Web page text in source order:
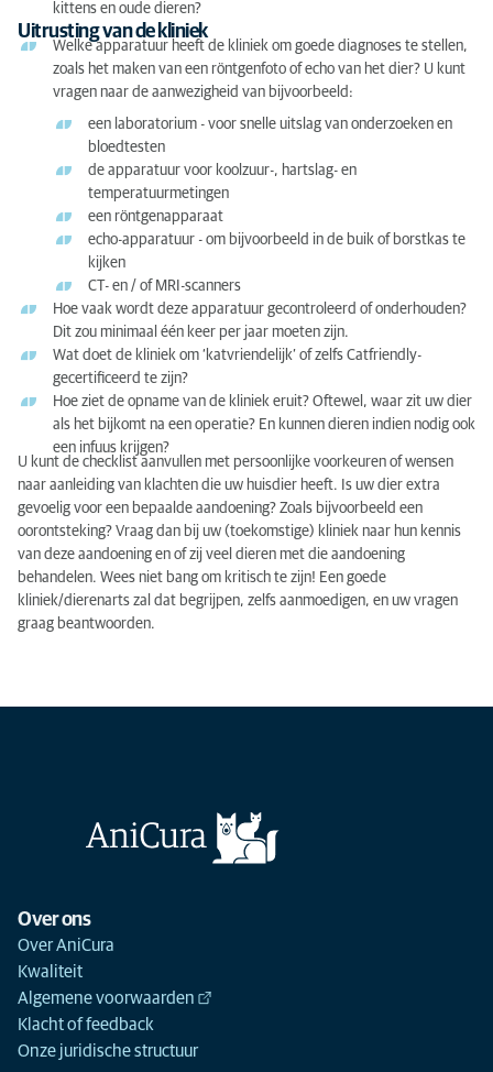
kittens en oude dieren?
Uitrusting van de kliniek
Welke apparatuur heeft de kliniek om goede diagnoses te stellen,
zoals het maken van een röntgenfoto of echo van het dier? U kunt
vragen naar de aanwezigheid van bijvoorbeeld:
een laboratorium - voor snelle uitslag van onderzoeken en
bloedtesten
de apparatuur voor koolzuur-, hartslag- en
temperatuurmetingen
een röntgenapparaat
echo-apparatuur - om bijvoorbeeld in de buik of borstkas te
kijken
CT- en / of MRI-scanners
Hoe vaak wordt deze apparatuur gecontroleerd of onderhouden?
Dit zou minimaal één keer per jaar moeten zijn.
Wat doet de kliniek om ‘katvriendelijk’ of zelfs Catfriendly-
gecertificeerd te zijn?
Hoe ziet de opname van de kliniek eruit? Oftewel, waar zit uw dier
als het bijkomt na een operatie? En kunnen dieren indien nodig ook
een infuus krijgen?
U kunt de checklist aanvullen met persoonlijke voorkeuren of wensen
naar aanleiding van klachten die uw huisdier heeft. Is uw dier extra
gevoelig voor een bepaalde aandoening? Zoals bijvoorbeeld een
oorontsteking? Vraag dan bij uw (toekomstige) kliniek naar hun kennis
van deze aandoening en of zij veel dieren met die aandoening
behandelen. Wees niet bang om kritisch te zijn! Een goede
kliniek/dierenarts zal dat begrijpen, zelfs aanmoedigen, en uw vragen
graag beantwoorden.
Over ons
Over AniCura
Kwaliteit
Algemene voorwaarden
Klacht of feedback
Onze juridische structuur